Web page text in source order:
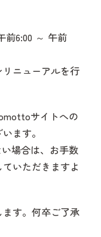
前6:00 ～ 午前
リニューアルを行
サイトへの
ます。
場合は、お手数
いただきますよ
す。何卒ご了承